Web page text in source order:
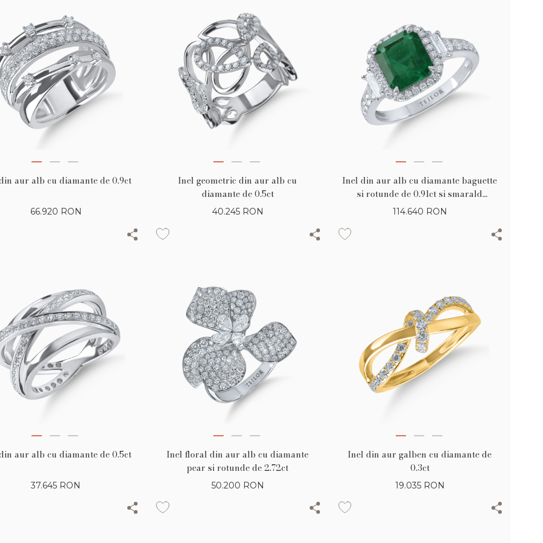
aur alb cu diamante de 0.9ct
66.920 RON
Inel geometric din aur alb cu
diamante de 0.5ct
40.245 RON
Inel din aur alb cu diamante baguette
si rotunde de 0.91ct si smarald
emerald de 2.32ct
114.640 RON
aur alb cu diamante de 0.5ct
37.645 RON
Inel floral din aur alb cu diamante
pear si rotunde de 2.72ct
50.200 RON
Inel din aur galben cu diamante de
0.3ct
19.035 RON